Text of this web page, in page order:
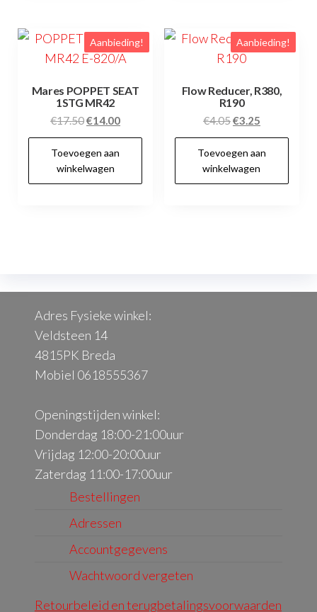
Aanbieding!
Mares POPPET SEAT
1STG MR42
€17.50Oorspronkelijke
prijs
was:
€17.50.
€14.00Huidige
prijs
Toevoegen aan
winkelwagen
Aanbieding!
Flow Reducer, R380,
R190
€4.05Oorspronkelijke
prijs
was:
€4.05.
€3.25Huidige
prijs
is:
€3.25.
Toevoegen aan
winkelwagen
Adres Fysieke winkel:
Veldsteen 14
4815PK Breda
Mobiel 0618555367
Openingstijden winkel:
Donderdag 18:00-21:00uur
Vrijdag 12:00-20:00uur
Zaterdag 11:00-17:00uur
Bestellingen
Adressen
Accountgegevens
Wachtwoord vergeten
Retourbeleid en terugbetalingsvoorwaarden